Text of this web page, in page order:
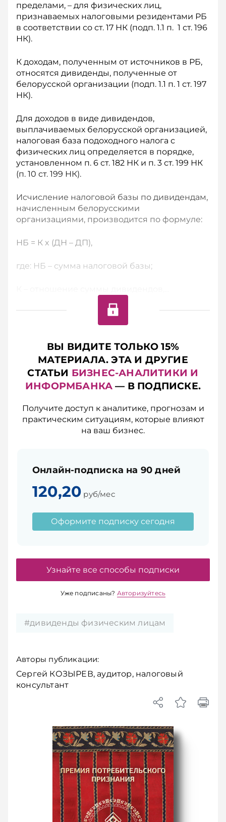
пределами, – для физических лиц,
признаваемых налоговыми резидентами РБ
в соответствии со ст. 17 НК (подп. 1.1 п. 1 ст. 196
НК).
К доходам, полученным от источников в РБ,
относятся дивиденды, полученные от
белорусской организации (подп. 1.1 п. 1 ст. 197
НК).
Для доходов в виде дивидендов,
выплачиваемых белорусской организацией,
налоговая база подоходного налога с
физических лиц определяется в порядке,
установленном п. 6 ст. 182 НК и п. 3 ст. 199 НК
(п. 10 ст. 199 НК).
Исчисление налоговой базы по дивидендам,
начисленным белорусскими
организациями, производится по формуле:
НБ = К x (ДН – ДП),
где: НБ – сумма налоговой базы;
ВЫ ВИДИТЕ ТОЛЬКО 15%
МАТЕРИАЛА. ЭТА И ДРУГИЕ
СТАТЬИ БИЗНЕС-АНАЛИТИКИ И
ИНФОРМБАНКА — В ПОДПИСКЕ.
Получите доступ к аналитике, прогнозам и
практическим ситуациям, которые влияют
на ваш бизнес.
Онлайн-подписка на 90 дней
120,20 руб/мес
Оформите подписку сегодня
Узнайте все способы подписки
Уже подписаны? Авторизуйтесь
#дивиденды физическим лицам
Авторы публикации:
Сергей КОЗЫРЕВ, аудитор, налоговый
консультант